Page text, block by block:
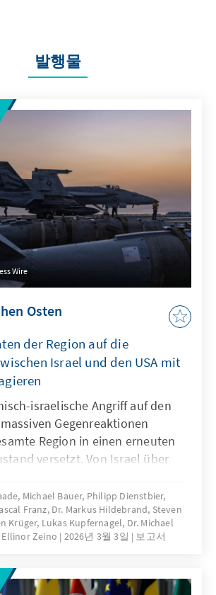
발행물
Wire
Osten
der Region auf die
Israel und den USA mit
israelische Angriff auf den
Gegenreaktionen
Region in einen erneuten
versetzt. Von Israel über
sich, Gesellschaften reagieren
diplomatische Spannungen
Übersicht über die politischen
Risiken und
aus der Perspektive
Konrad-Adenauer-Stiftung im
Michael Bauer, Philipp Dienstbier,
Franz, Dr. Markus Hildebrand, Steven
Krüger, Lukas Kupfernagel, Dr. Michael
Ellinor Zeino
2026년 3월 3일 보고서